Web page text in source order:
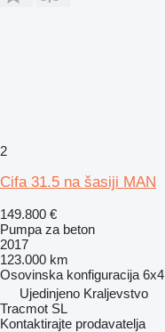
2
Cifa 31.5 na šasiji MAN
149.800 €
Pumpa za beton
2017
123.000 km
Osovinska konfiguracija 6x4
Ujedinjeno Kraljevstvo
Tracmot SL
Kontaktirajte prodavatelja